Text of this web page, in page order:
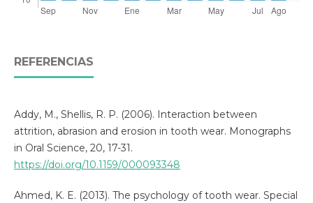
REFERENCIAS
Addy, M., Shellis, R. P. (2006). Interaction between
attrition, abrasion and erosion in tooth wear. Monographs
in Oral Science, 20, 17-31.
https://doi.org/10.1159/000093348
Ahmed, K. E. (2013). The psychology of tooth wear. Special